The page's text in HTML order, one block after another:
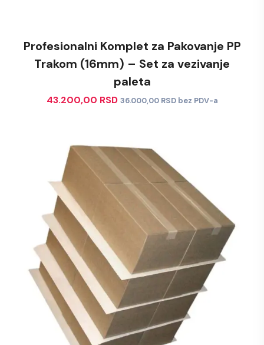
Profesionalni Komplet za Pakovanje PP
Trakom (16mm) – Set za vezivanje
paleta
43.200,00 RSD 36.000,00 RSDbez PDV-a